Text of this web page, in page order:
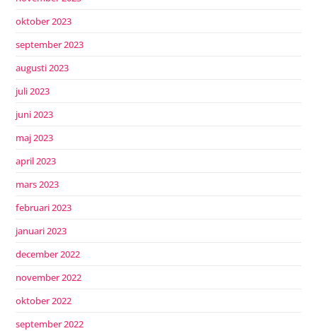
oktober 2023
september 2023
augusti 2023
juli 2023
juni 2023
maj 2023
april 2023
mars 2023
februari 2023
januari 2023
december 2022
november 2022
oktober 2022
september 2022